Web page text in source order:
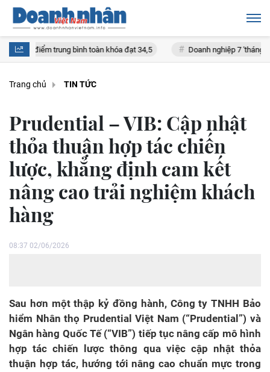
bình toàn khóa đạt 34,5 Doanh nghiệp 7 'tháng tuổi' của Chủ
Trang chủ TIN TỨC
Prudential – VIB: Cập nhật
thỏa thuận hợp tác chiến
lược, khẳng định cam kết
nâng cao trải nghiệm khách
hàng
08:37 02/06/2026
Sau hơn một thập kỷ đồng hành, Công ty TNHH Bảo
hiểm Nhân thọ Prudential Việt Nam (“Prudential”) và
Ngân hàng Quốc Tế (“VIB”) tiếp tục nâng cấp mô hình
hợp tác chiến lược thông qua việc cập nhật thỏa
thuận hợp tác, hướng tới nâng cao chuẩn mực trong